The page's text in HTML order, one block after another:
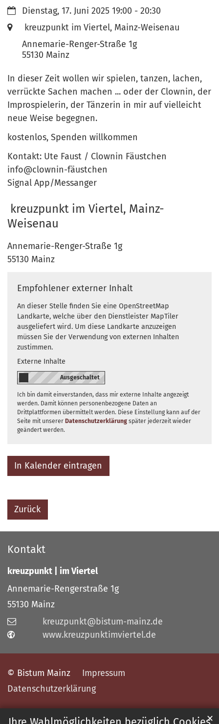
✕
Datum:Dienstag, 17. Juni 2025 19:00 - 20:30
Ort:
kreuzpunkt im Viertel, Mainz-Weisenau
Annemarie-Renger-Straße 1g
55130 Mainz
In dieser Zeit wollen wir spielen, tanzen, lachen,
verrückte Sachen machen ... oder der Clownin, der
Improspielerin, der Tänzerin in mir auf vielleicht
neue Weise begegnen.
kostenlos, Spenden willkommen
Kontakt: Ute Faust / Clownin Fäustchen
info@clownin-fäustchen
Signal App/Messanger
kreuzpunkt im Viertel, Mainz-
Weisenau
Annemarie-Renger-Straße 1g
55130 Mainz
Empfohlener externer Inhalt
An dieser Stelle finden Sie eine OpenStreetMap
Landkarte, welche über den Dienstleister MapTiler
ausgeliefert wird. Um diese Landkarte anzuzeigen
müssen Sie der Verwendung von externen Inhalten
zustimmen.
Externe Inhalte
Ich bin damit einverstanden, dass mir externe Inhalte angezeigt
werden. Damit können personenbezogene Daten an
Drittplattformen übermittelt werden. Diese Einstellung kann auf der
Seite mit unserer Datenschutzerklärung später jederzeit wieder
geändert werden.
In Kalender eintragen
Zurück
Kontakt
kreuzpunkt | im Viertel
Annemarie-Rengerstraße 1g
55130 Mainz
kreuzpunkt@bistum-mainz.de
www.kreuzpunktimviertel.de
© Bistum Mainz
Impressum
Datenschutzerklärung